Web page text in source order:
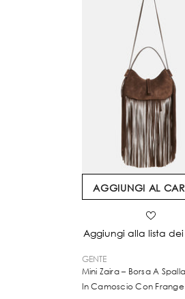
AGGIUNGI AL
Aggiungi alla lista
VENDITORE:
GENTE
Mini Zaira – Borsa A
In Camoscio Con Frange